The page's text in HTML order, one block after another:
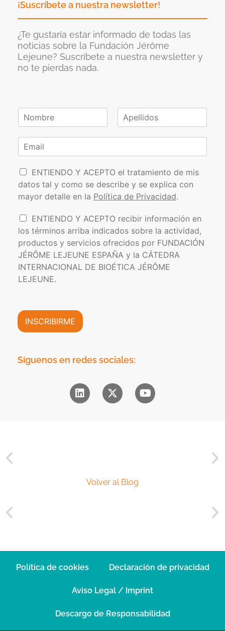
¡Suscríbete a nuestra newsletter!
¿Te gustaría estar informado de todas las
noticias sobre la Fundación Jérôme
Lejeune? Suscríbete a nuestra newsletter y
no te pierdas nada.
*
o
b
e
p
l
o
s
r
e
e
e
c
t
ó
n
i
*
P
o
í
c
a
d
e
P
r
a
i
d
ENTIENDO Y ACEPTO el tratamiento de mis
datos tal y como se describe y se explica con
mayor detalle en la Política de Privacidad.
n
o
r
m
a
n
C
e
ENTIENDO Y ACEPTO recibir información en
los términos arriba indicados sobre la actividad,
productos y servicios ofrecidos por FUNDACIÓN
JÉRÔME LEJEUNE ESPAÑA y la CÁTEDRA
INTERNACIONAL DE BIOÉTICA JÉRÔME
LEJEUNE.
INSCRIBIRME
Síguenos en redes sociales:
Volver al Blog
Política de cookies Declaración de privacidad
Aviso Legal / Imprint
Descargo de Responsabilidad